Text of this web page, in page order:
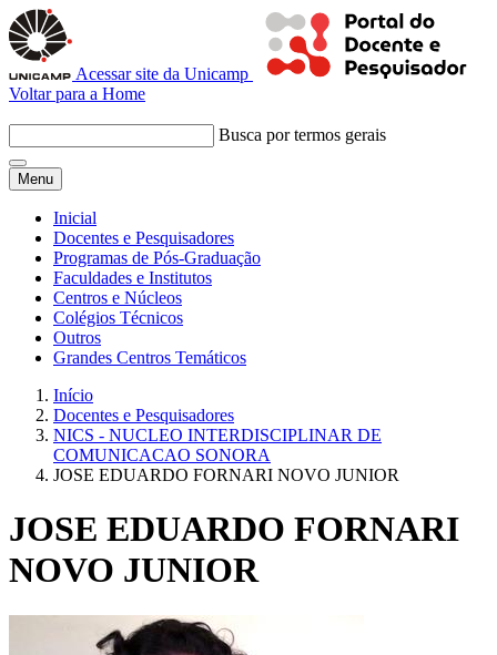
Acessar site da Unicamp
Voltar para a Home
Busca por termos gerais
Menu
Inicial
Docentes e Pesquisadores
Programas de Pós-Graduação
Faculdades e Institutos
Centros e Núcleos
Colégios Técnicos
Outros
Grandes Centros Temáticos
Início
Docentes e Pesquisadores
NICS - NUCLEO INTERDISCIPLINAR DE
COMUNICACAO SONORA
JOSE EDUARDO FORNARI NOVO JUNIOR
JOSE EDUARDO FORNARI
NOVO JUNIOR